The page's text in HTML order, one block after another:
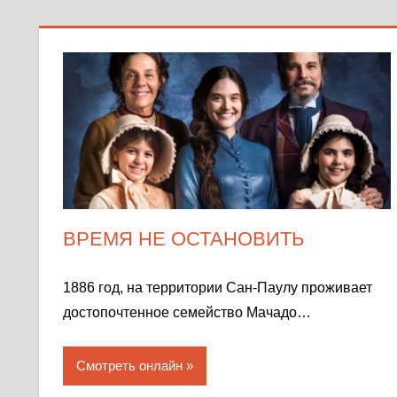
ВРЕМЯ НЕ ОСТАНОВИТЬ
1886 год, на территории Сан-Паулу проживает
достопочтенное семейство Мачадо…
Смотреть онлайн